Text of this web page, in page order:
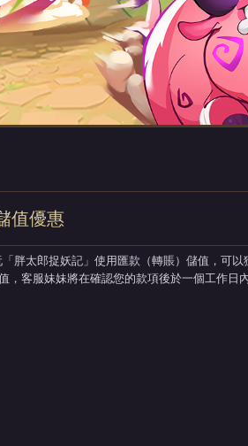
值優惠
胖太郎捉妖記」使用匯款（轉賬）儲值，可
，客服妹妹將在確認您的款項後於一個工作日